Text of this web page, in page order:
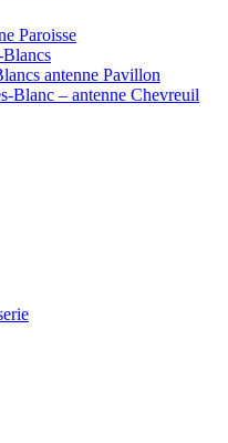
Paroisse
antenne Pavillon
Blanc – antenne Chevreuil